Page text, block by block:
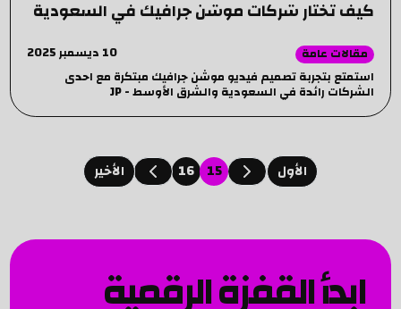
كيف تختار شركات موشن جرافيك في السعودية
مقالات عامة
10 ديسمبر 2025
استمتع بتجربة تصميم فيديو موشن جرافيك مبتكرة مع احدى
الشركات رائدة في السعودية والشرق الأوسط - JP
اﻷول 15
16 اﻷخير
ابدأ القفزة الرقمية